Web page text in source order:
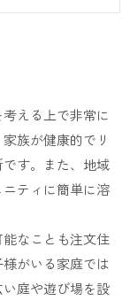
フターケア
える上で非常に
族が健康的でリ
す。また、地域
ティに簡単に溶
なことも注文住
がいる家庭では
庭や遊び場を設